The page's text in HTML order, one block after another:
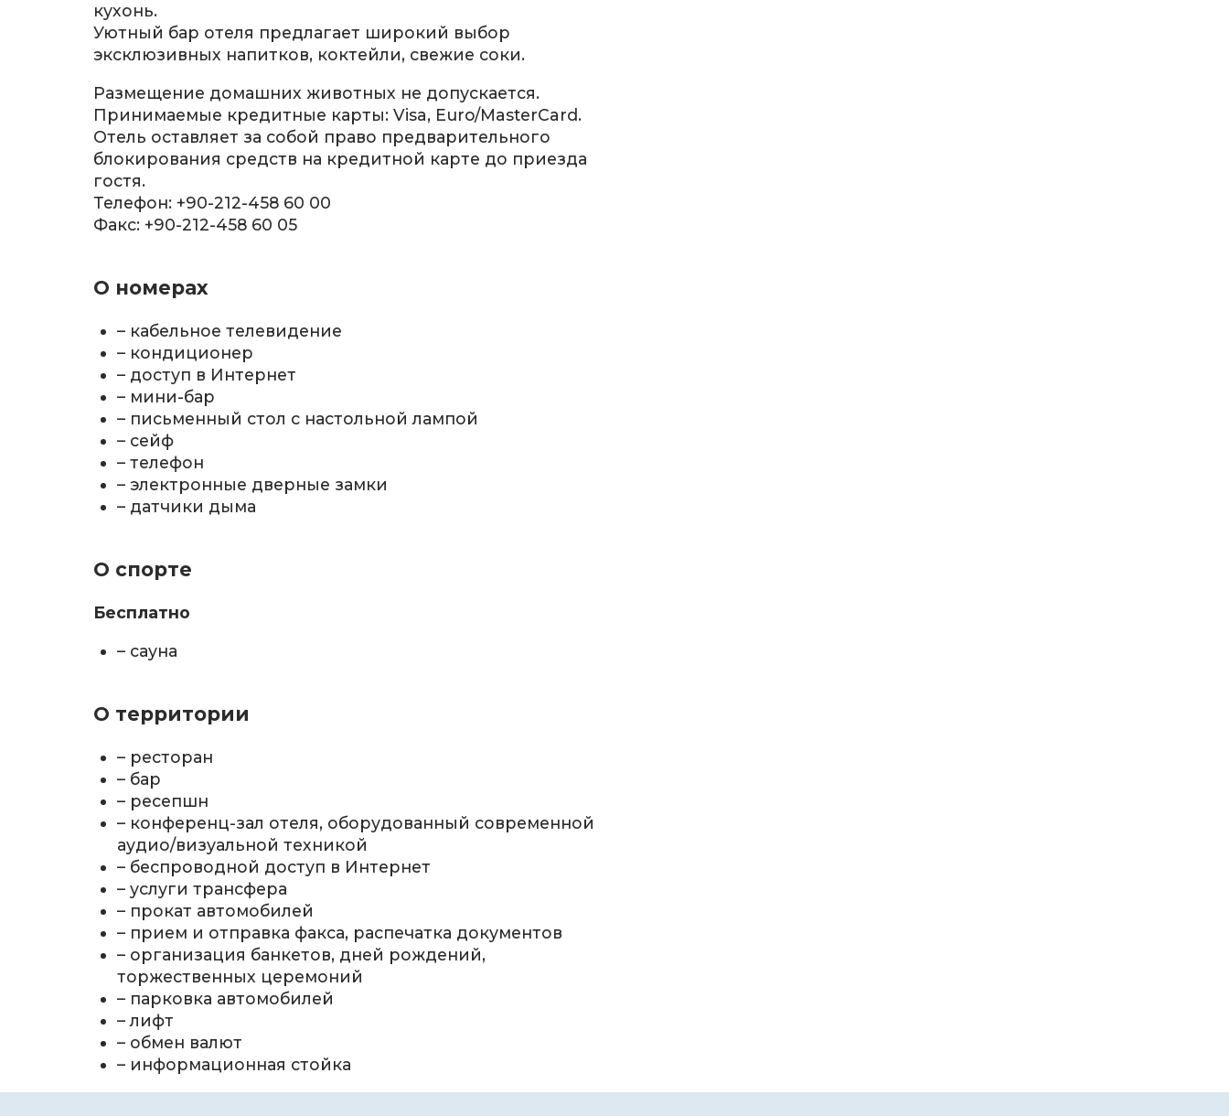
кухонь.
Уютный бар отеля предлагает широкий выбор
эксклюзивных напитков, коктейли, свежие соки.
Размещение домашних животных не допускается.
Принимаемые кредитные карты: Visa, Euro/MasterСard.
Отель оставляет за собой право предварительного
блокирования средств на кредитной карте до приезда
гостя.
Телефон: +90-212-458 60 00
Факс: +90-212-458 60 05
О номерах
– кабельное телевидение
– кондиционер
– доступ в Интернет
– мини-бар
– письменный стол с настольной лампой
– сейф
– телефон
– электронные дверные замки
– датчики дыма
О спорте
Бесплатно
– сауна
О территории
– ресторан
– бар
– ресепшн
– конференц-зал отеля, оборудованный современной
аудио/визуальной техникой
– беспроводной доступ в Интернет
– услуги трансфера
– прокат автомобилей
– прием и отправка факса, распечатка документов
– организация банкетов, дней рождений,
торжественных церемоний
– парковка автомобилей
– лифт
– обмен валют
– информационная стойка